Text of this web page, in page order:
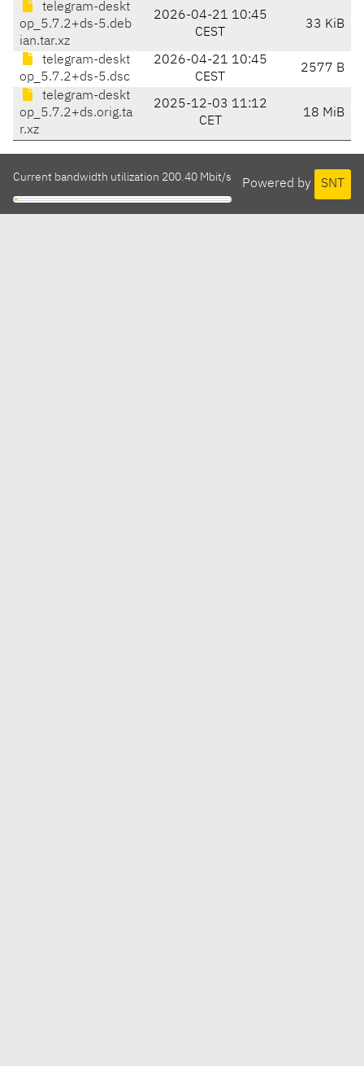
telegram-deskt
op_5.7.2+ds-5.deb
ian.tar.xz
2026-04-21 10:45
CEST
33 KiB
telegram-deskt
op_5.7.2+ds-5.dsc
2026-04-21 10:45
CEST
2577 B
telegram-deskt
op_5.7.2+ds.orig.ta
r.xz
2025-12-03 11:12
CET
18 MiB
Powered by SNT
Current bandwidth utilization 200.40 Mbit/s